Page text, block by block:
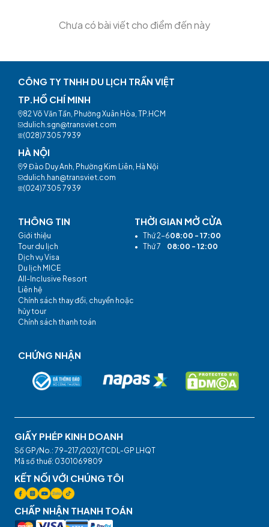
Chưa có bài viết cho điểm đến này
CÔNG TY TNHH DU LỊCH TRẦN VIỆT
TP.HỒ CHÍ MINH
82 Võ Văn Tần, Phường Xuân Hòa, TP.HCM
dulich.sgn@transviet.com
(028)7305 7939
HÀ NỘI
9 Đào Duy Anh, Phường Kim Liên, Hà Nội
dulich.han@transviet.com
(024)7305 7939
THÔNG TIN
Giới thiệu
Tour du lịch
Dịch vụ Visa
Du lịch MICE
All-Inclusive Resort
Liên hệ
Chính sách thay đổi, chuyển hoặc
hủy tour
Chính sách thanh toán
THỜI GIAN MỞ CỬA
• Thứ 2-608:00 - 17:00
• Thứ 7 08:00 - 12:00
CHỨNG NHẬN
GIẤY PHÉP KINH DOANH
Số GP/No.: 79-217/2021/TCDL-GP LHQT
Mã số thuế: 0301069809
KẾT NỐI VỚI CHÚNG TÔI
CHẤP NHẬN THANH TOÁN